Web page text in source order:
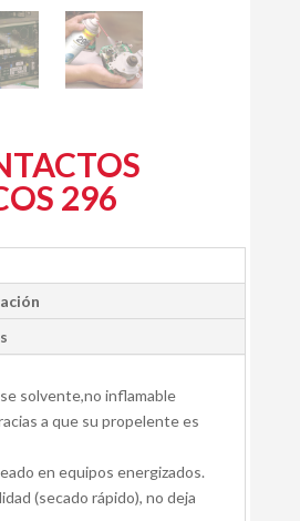
296
solvente,no inflamable
a que su propelente es
en equipos energizados.
(secado rápido), no deja